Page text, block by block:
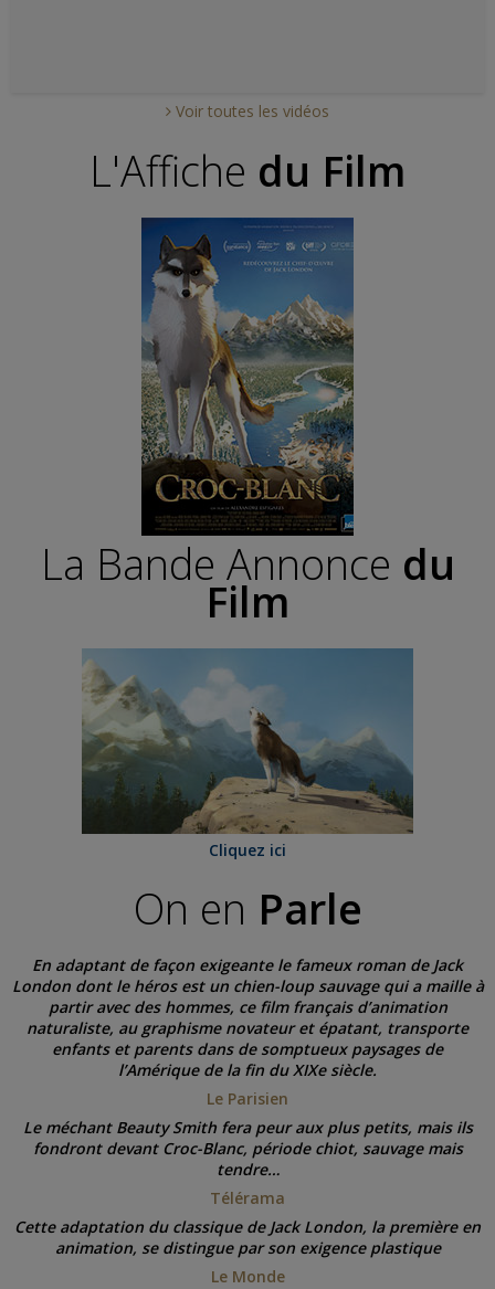
Voir toutes les vidéos
L'Affiche du Film
La Bande Annonce du
Film
Cliquez ici
On en Parle
En adaptant de façon exigeante le fameux roman de Jack
London dont le héros est un chien-loup sauvage qui a maille à
partir avec des hommes, ce film français d’animation
naturaliste, au graphisme novateur et épatant, transporte
enfants et parents dans de somptueux paysages de
l’Amérique de la fin du XIXe siècle.
Le Parisien
Le méchant Beauty Smith fera peur aux plus petits, mais ils
fondront devant Croc-Blanc, période chiot, sauvage mais
tendre…
Télérama
Cette adaptation du classique de Jack London, la première en
animation, se distingue par son exigence plastique
Le Monde